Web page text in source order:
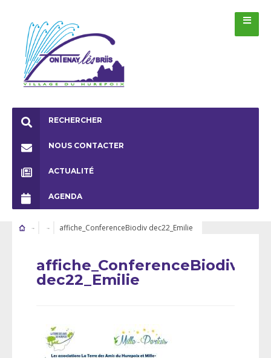
RECHERCHER
NOUS CONTACTER
ACTUALITÉ
AGENDA
affiche_ConferenceBiodiv dec22_Emilie
affiche_ConferenceBiodiv
dec22_Emilie